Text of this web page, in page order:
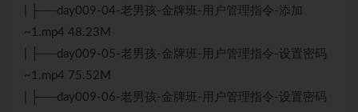
| ├──day009-04-老男孩-金牌班-用户管理指令-添加
~1.mp4 48.23M
| ├──day009-05-老男孩-金牌班-用户管理指令-设置密码
~1.mp4 75.52M
| ├──day009-06-老男孩-金牌班-用户管理指令-设置密码